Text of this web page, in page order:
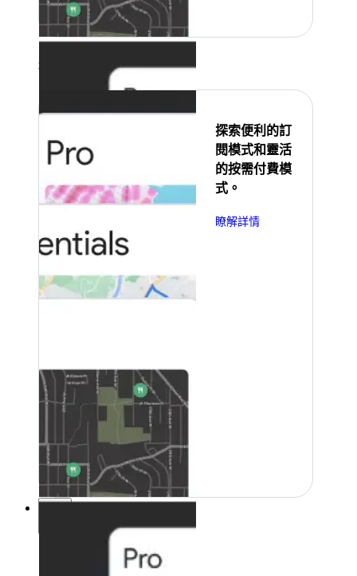
精選
探索便利的訂
閱模式和靈活
的按需付費模
式。
瞭解詳情